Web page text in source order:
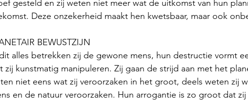
gesteld en zij weten niet meer wat de uitkomst van hun
Deze onzekerheid maakt hen kwetsbaar, maar ook
BEWUSTZIJN
alles betrekken zij de gewone mens, hun destructie vormt
zij kunstmatig manipuleren. Zij gaan de strijd aan met het
niet eens wat zij veroorzaken in het groot, deels weten zij
en de natuur veroorzaken. Hun arrogantie is zo groot dat